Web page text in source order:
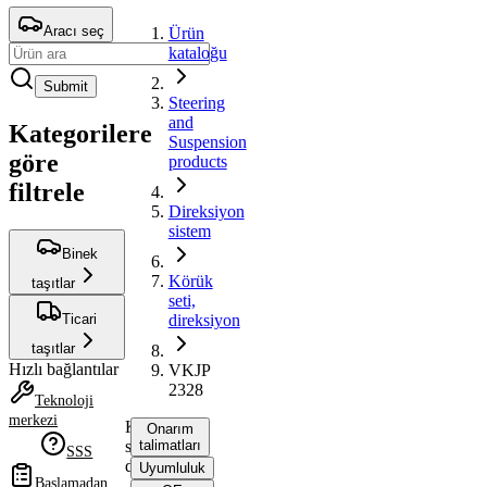
Aracı seç
Submit
Kategorilere
göre
filtrele
Binek
taşıtlar
Ticari
taşıtlar
Hızlı bağlantılar
Teknoloji
merkezi
SSS
Başlamadan
Ürün
kataloğu
Steering
and
Suspension
products
Direksiyon
sistem
Körük
seti,
direksiyon
VKJP
2328
Körük
seti,
direksiyon
Onarım
talimatları
Uyumluluk